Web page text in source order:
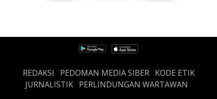
REDAKSI PEDOMAN MEDIA SIBER
KODE ETIK
JURNALISTIK PERLINDUNGAN WARTAWAN